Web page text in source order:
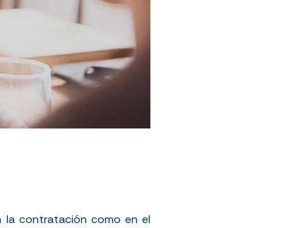
la contratación como en el